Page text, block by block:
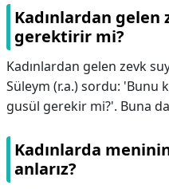
Kadınlardan gelen
gerektirir mi?
Kadınlardan gelen zevk
Süleym (r.a.) sordu: 'Bunu
gusül gerekir mi?'. Buna
Kadınlarda
anlarız?